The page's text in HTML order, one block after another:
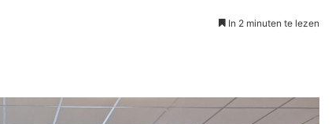
In 2 minuten te lezen